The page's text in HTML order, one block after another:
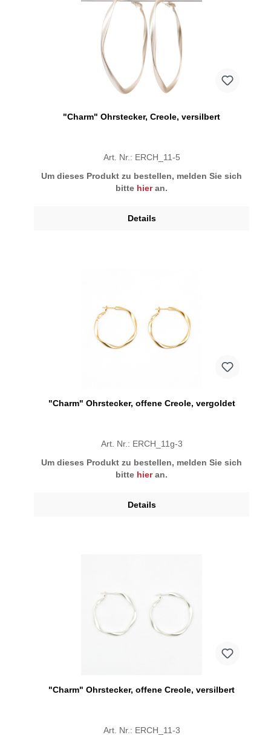
"Charm" Ohrstecker, Creole, versilbert
Art. Nr.: ERCH_11-5
Um dieses Produkt zu bestellen, melden Sie sich
bitte hieran.
Details
"Charm" Ohrstecker, offene Creole, vergoldet
Art. Nr.: ERCH_11g-3
Um dieses Produkt zu bestellen, melden Sie sich
bitte hieran.
Details
"Charm" Ohrstecker, offene Creole, versilbert
Art. Nr.: ERCH_11-3